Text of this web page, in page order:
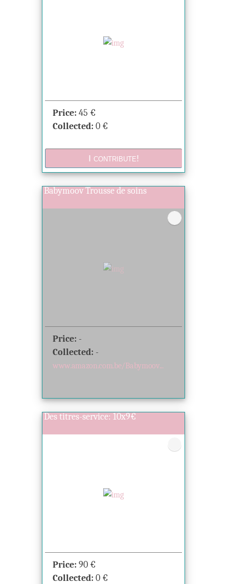
Price: 45 €
Collected: 0 €
Babymoov Trousse de soins
Price: -
Collected: -
www.amazon.com.be/Babymoov...
Des titres-service: 10x9€
Price: 90 €
Collected: 0 €